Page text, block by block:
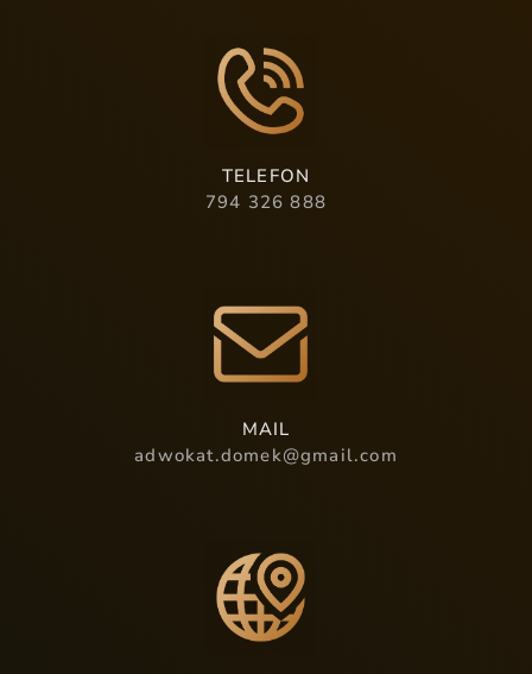
TELEFON
794 326 888
MAIL
adwokat.domek@gmail.com